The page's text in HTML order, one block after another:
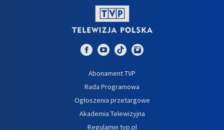
Abonament TVP
Rada Programowa
Ogłoszenia przetargowe
Akademia Telewizyjna
Regulamin tvp.pl